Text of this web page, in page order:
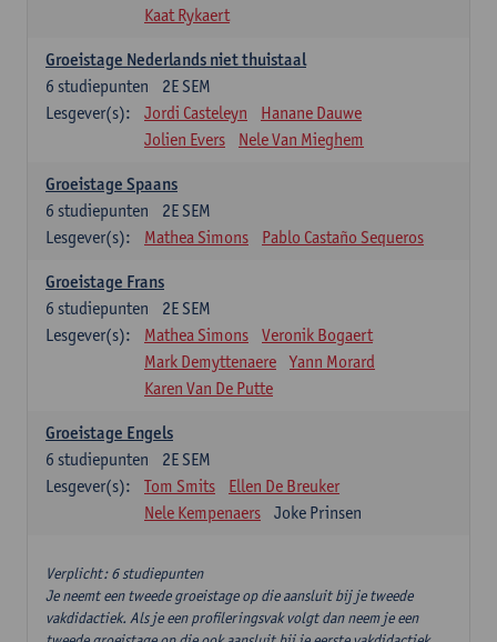
Kaat Rykaert
Groeistage Nederlands niet thuistaal
2E SEM
6 studiepunten
Lesgever(s):
Jordi Casteleyn
Hanane Dauwe
Jolien Evers
Nele Van Mieghem
Groeistage Spaans
2E SEM
6 studiepunten
Lesgever(s):
Mathea Simons Pablo Castaño Sequeros
Groeistage Frans
2E SEM
6 studiepunten
Lesgever(s):
Mathea Simons
Veronik Bogaert
Mark Demyttenaere
Yann Morard
Karen Van De Putte
Groeistage Engels
2E SEM
6 studiepunten
Lesgever(s):
Tom Smits
Ellen De Breuker
Nele Kempenaers
Joke Prinsen
Verplicht: 6 studiepunten
Je neemt een tweede groeistage op die aansluit bij je tweede
vakdidactiek. Als je een profileringsvak volgt dan neem je een